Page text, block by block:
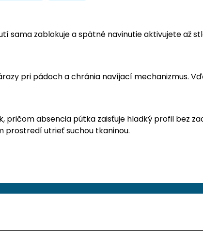
sama zablokuje a spätné navinutie aktivujete až
pri pádoch a chránia navíjací mechanizmus.
pričom absencia pútka zaisťuje hladký profil bez
prostredí utrieť suchou tkaninou.